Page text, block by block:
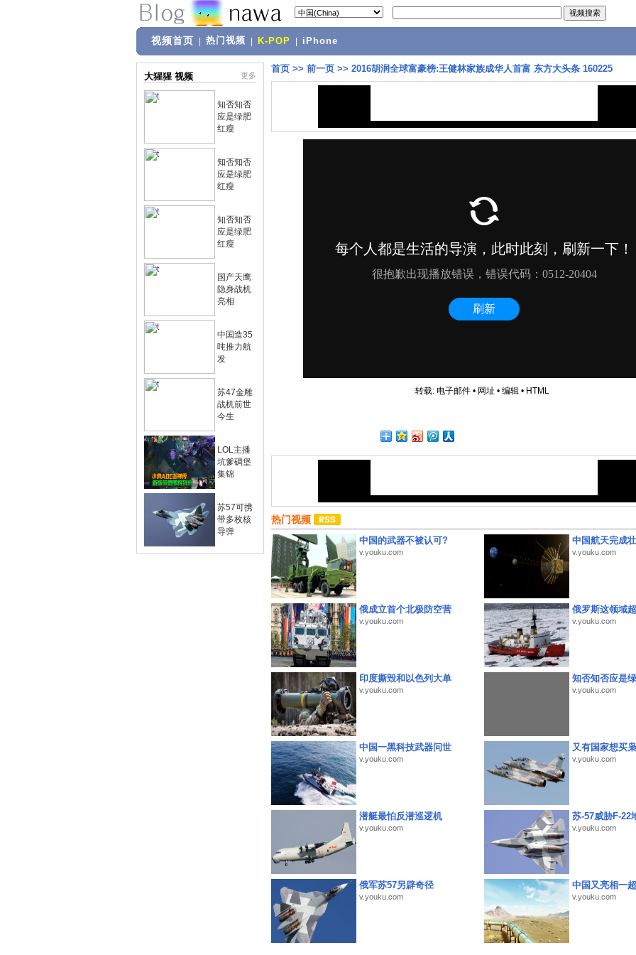
视频首页 热门视频 K-POP iPhone
大猩猩 视频 更多
知否知否
应是绿肥
红瘦
知否知否
应是绿肥
红瘦
知否知否
应是绿肥
红瘦
国产天鹰
隐身战机
亮相
中国造35
吨推力航
发
苏47金雕
战机前世
今生
LOL主播
坑爹碉堡
集锦
苏57可携
带多枚核
导弹
首页 >> 前一页 >> 2016胡润全球富豪榜:王健林家族成华人首富 东方大头条 160225
转载: 电子邮件• 网址 • 编辑• HTML
热门视频
中国的武器不被认可?
v.youku.com
中国航天完成
v.youku.com
俄成立首个北极防空营
v.youku.com
俄罗斯这领域
v.youku.com
印度撕毁和以色列大单
v.youku.com
知否知否应是
v.youku.com
中国一黑科技武器问世
v.youku.com
又有国家想买
v.youku.com
潜艇最怕反潜巡逻机
v.youku.com
苏-57威胁F-22
v.youku.com
俄军苏57另辟奇径
v.youku.com
中国又亮相一
v.youku.com